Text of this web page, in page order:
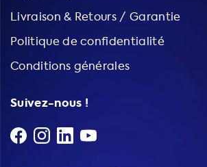
Livraison & Retours / Garantie
Politique de confidentialité
Conditions générales
Suivez-nous !